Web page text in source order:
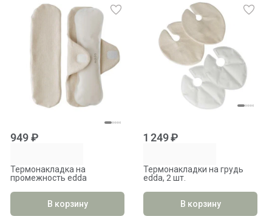
949 ₽
Термонакладка на
промежность edda
В корзину
1 249 ₽
Термонакладки на грудь
edda, 2 шт.
В корзину